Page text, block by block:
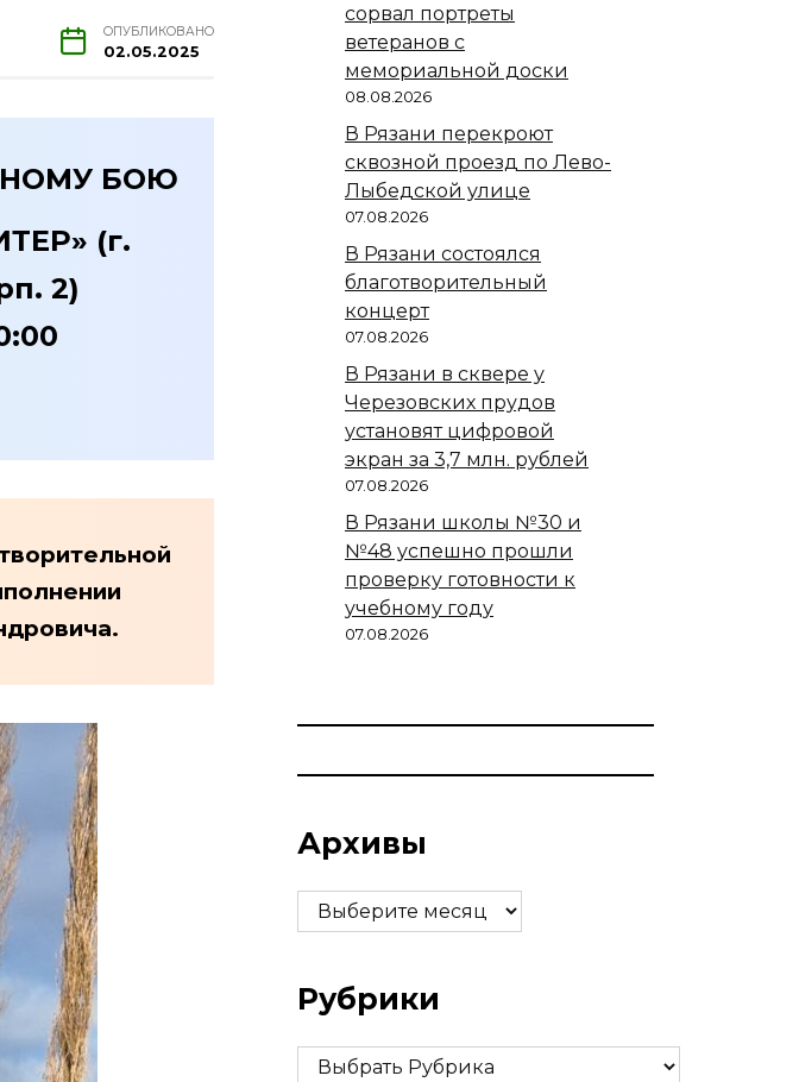
ОПУБЛИКОВАНО
02.05.2025
БОЮ
(г.
2)
сорвал портреты
ветеранов с
мемориальной доски
08.08.2026
В Рязани перекроют
сквозной проезд по Лево-
Лыбедской улице
07.08.2026
В Рязани состоялся
благотворительный
концерт
07.08.2026
В Рязани в сквере у
Черезовских прудов
установят цифровой
экран за 3,7 млн. рублей
07.08.2026
В Рязани школы №30 и
№48 успешно прошли
проверку готовности к
учебному году
07.08.2026
Архивы
Архивы
Рубрики
Рубрики